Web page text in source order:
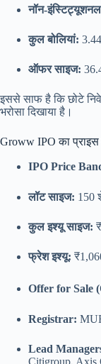
नॉन-
कुल बोलियां:
ऑफर साइज:
इससे साफ है कि छोटे
भरोसा दिखाया है।
Groww IPO का
IPO Price
लॉट साइज: 150
कुल इश्यू साइज:
फ्रेश इश्यू:
Offer for Sale
Registrar:
Lead